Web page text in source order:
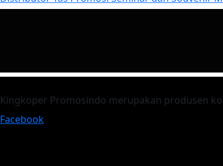
Kingkoper Promosindo merupakan produsen
Facebook